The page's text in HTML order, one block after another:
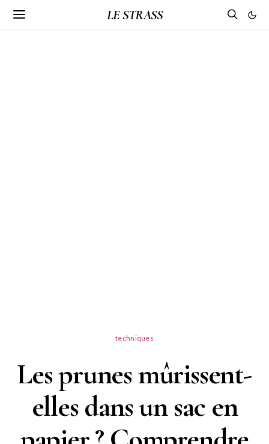
LE STRASS
techniques
Les prunes mûrissent-
elles dans un sac en